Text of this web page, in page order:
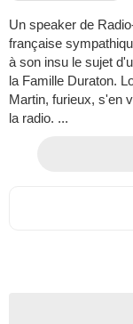
Un speaker de
française
à son insu le sujet
la Famille Duraton.
Martin, furieux, s'en
la radio. ...